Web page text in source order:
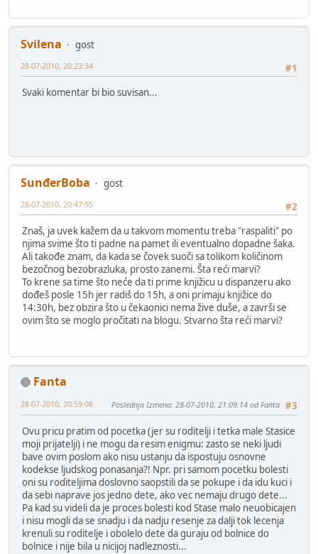
Svilena
gost
#1
28-07-2010, 20:23:34
Svaki komentar bi bio suvisan...
SunđerBoba
gost
#2
28-07-2010, 20:47:55
Znaš, ja uvek kažem da u takvom momentu treba "raspaliti" po
njima svime što ti padne na pamet ili eventualno dopadne šaka.
Ali takođe znam, da kada se čovek suoči sa tolikom količinom
bezočnog bezobrazluka, prosto zanemi. Šta reći marvi?
To krene sa time što neće da ti prime knjižicu u dispanzeru ako
dođeš posle 15h jer radiš do 15h, a oni primaju knjižice do
14:30h, bez obzira što u čekaonici nema žive duše, a završi se
ovim što se moglo pročitati na blogu. Stvarno šta reći marvi?
Fanta
#3
28-07-2010, 20:59:08 Poslednja Izmena: 28-07-2010, 21:09:14 od Fanta
Ovu pricu pratim od pocetka (jer su roditelji i tetka male Stasice
moji prijatelji) i ne mogu da resim enigmu: zasto se neki ljudi
bave ovim poslom ako nisu ustanju da ispostuju osnovne
kodekse ljudskog ponasanja?! Npr. pri samom pocetku bolesti
oni su roditeljima doslovno saopstili da se pokupe i da idu kuci i
da sebi naprave jos jedno dete, ako vec nemaju drugo dete...
Pa kad su videli da je proces bolesti kod Stase malo neuobicajen
i nisu mogli da se snadju i da nadju resenje za dalji tok lecenja
krenuli su roditelje i obolelo dete da guraju od bolnice do
bolnice i nije bila u nicijoj nadleznosti...